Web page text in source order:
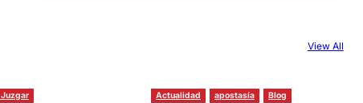
View All
Juzgar Actualidad apostasía Blog